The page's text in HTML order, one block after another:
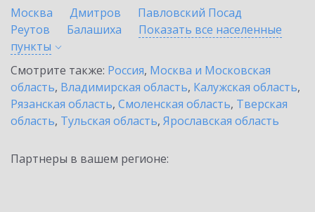
Москва
Дмитров
Павловский Посад
Реутов
Балашиха
Показать все населенные
пункты
Смотрите также: Россия, Москва и Московская
область, Владимирская область, Калужская область,
Рязанская область, Смоленская область, Тверская
область, Тульская область, Ярославская область
Партнеры в вашем регионе: